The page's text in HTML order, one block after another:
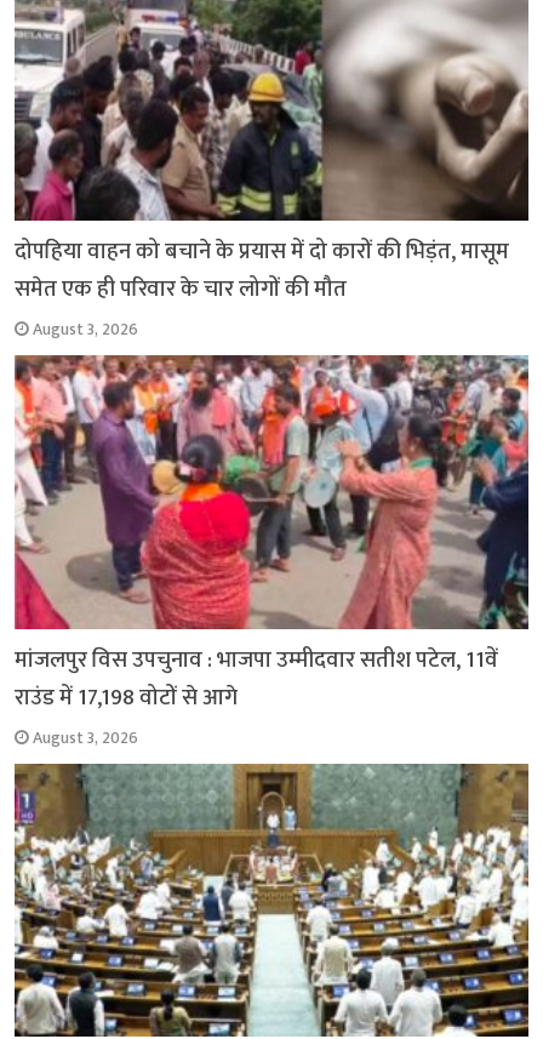
दोपहिया वाहन को बचाने के प्रयास में दो कारों की भिड़ंत, मासूम
समेत एक ही परिवार के चार लोगों की मौत
August 3, 2026
मांजलपुर विस उपचुनाव : भाजपा उम्मीदवार सतीश पटेल, 11वें
राउंड में 17,198 वोटों से आगे
August 3, 2026